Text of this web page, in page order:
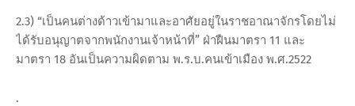
2.3) “เป็นคนต่างด้าวเข้ามาและอาศัยอยู่ในราชอาณาจักรโดยไม่
ได้รับอนุญาตจากพนักงานเจ้าหน้าที่” ฝ่าฝืนมาตรา 11 และ
มาตรา 18 อันเป็นความผิดตาม พ.ร.บ.คนเข้าเมือง พ.ศ.2522
.